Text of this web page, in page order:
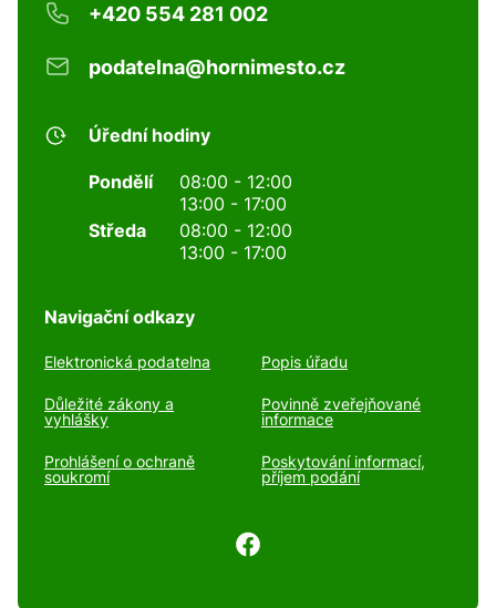
+420 554 281 002
podatelna@hornimesto.cz
Úřední hodiny
Pondělí
08:00 - 12:00
13:00 - 17:00
Středa
08:00 - 12:00
13:00 - 17:00
Navigační odkazy
Elektronická podatelna Popis úřadu
Důležité zákony a
vyhlášky
Povinně zveřejňované
informace
Prohlášení o ochraně
soukromí
Poskytování informací,
příjem podání